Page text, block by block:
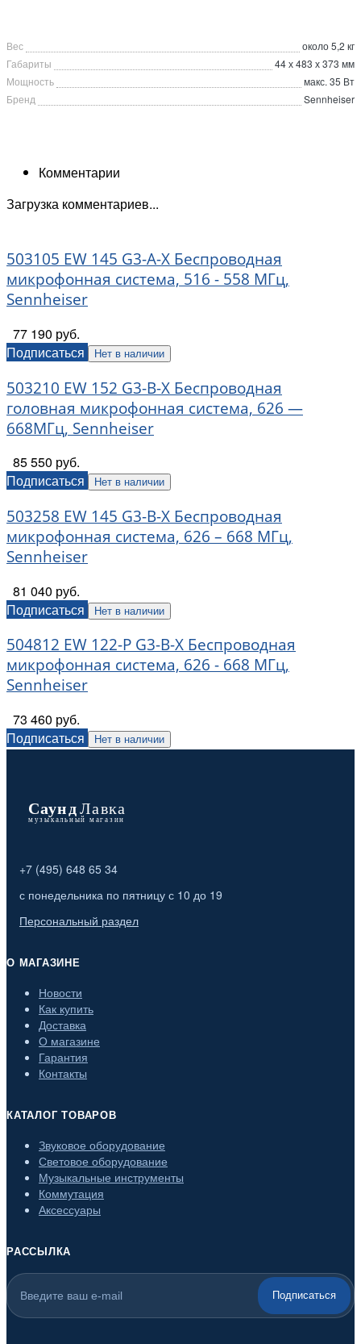
Вес
около 5,2 кг
Габариты
44 х 483 х 373 мм
Мощность
макс. 35 Вт
Бренд
Sennheiser
Комментарии
Загрузка комментариев...
503105 EW 145 G3-A-X Беспроводная
микрофонная система, 516 - 558 МГц,
Sennheiser
77 190 руб.
Подписаться
Нет в наличии
503210 EW 152 G3-B-X Беспроводная
головная микрофонная система, 626 —
668МГц, Sennheiser
85 550 руб.
Подписаться
Нет в наличии
503258 EW 145 G3-B-X Беспроводная
микрофонная система, 626 – 668 МГц,
Sennheiser
81 040 руб.
Подписаться
Нет в наличии
504812 EW 122-P G3-B-X Беспроводная
микрофонная система, 626 - 668 МГц,
Sennheiser
73 460 руб.
Подписаться
Нет в наличии
+7 (495) 648 65 34
с понедельника по пятницу с 10 до 19
Персональный раздел
О МАГАЗИНЕ
Новости
Как купить
Доставка
О магазине
Гарантия
Контакты
КАТАЛОГ ТОВАРОВ
Звуковое оборудование
Световое оборудование
Музыкальные инструменты
Коммутация
Аксессуары
РАССЫЛКА
Подписаться